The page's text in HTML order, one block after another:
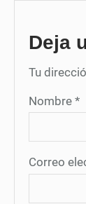
Deja
Tu
Nombre *
Correo